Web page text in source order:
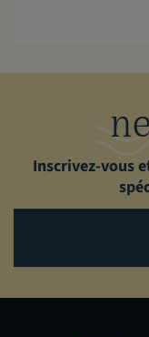
Inscrivez-vous